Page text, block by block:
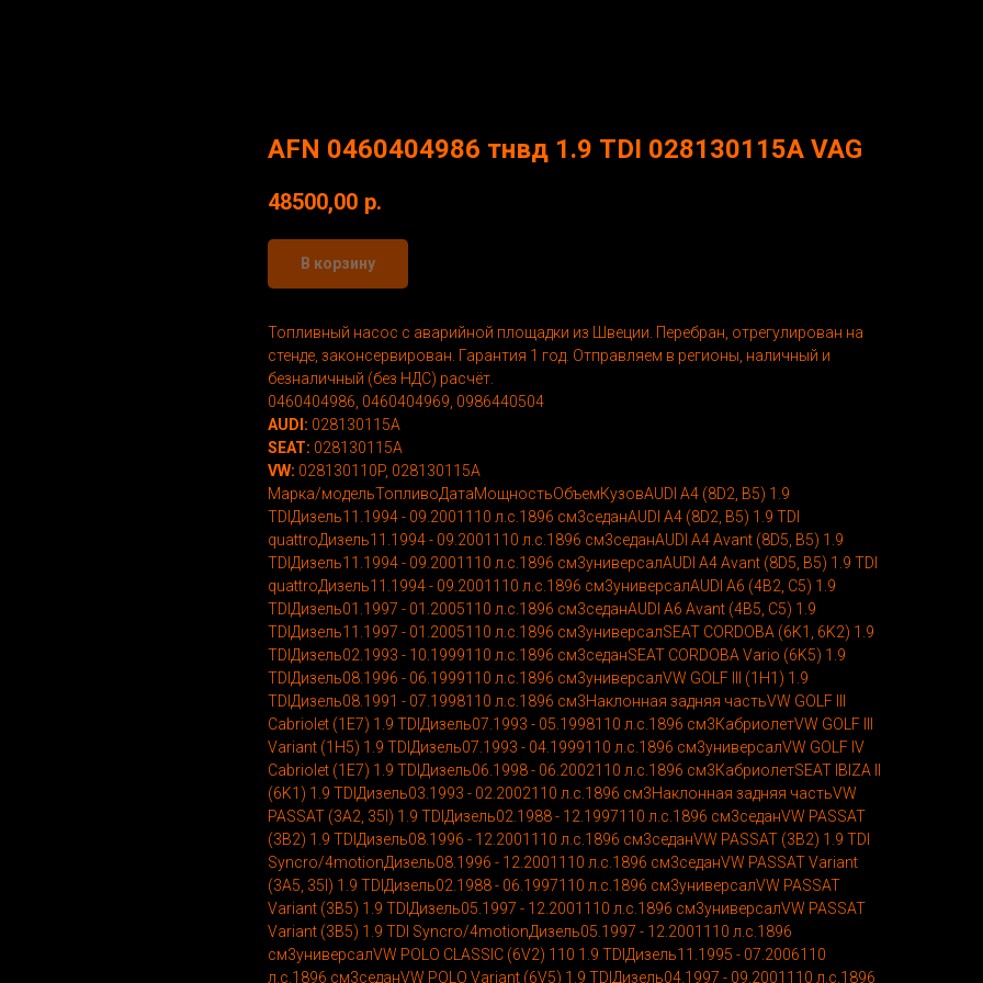
AFN 0460404986 тнвд 1.9 TDI 028130115А VAG
48500,00 р.
В корзину
Топливный насос с аварийной площадки из Швеции. Перебран, отрегулирован на
стенде, законсервирован. Гарантия 1 год. Отправляем в регионы, наличный и
безналичный (без НДС) расчёт.
0460404986, 0460404969, 0986440504
AUDI: 028130115A
SEAT: 028130115A
VW: 028130110P, 028130115A
Марка/модельТопливоДатаМощностьОбъемКузовAUDI A4 (8D2, B5) 1.9
TDIДизель11.1994 - 09.2001110 л.с.1896 см3седанAUDI A4 (8D2, B5) 1.9 TDI
quattroДизель11.1994 - 09.2001110 л.с.1896 см3седанAUDI A4 Avant (8D5, B5) 1.9
TDIДизель11.1994 - 09.2001110 л.с.1896 см3универсалAUDI A4 Avant (8D5, B5) 1.9 TDI
quattroДизель11.1994 - 09.2001110 л.с.1896 см3универсалAUDI A6 (4B2, C5) 1.9
TDIДизель01.1997 - 01.2005110 л.с.1896 см3седанAUDI A6 Avant (4B5, C5) 1.9
TDIДизель11.1997 - 01.2005110 л.с.1896 см3универсалSEAT CORDOBA (6K1, 6K2) 1.9
TDIДизель02.1993 - 10.1999110 л.с.1896 см3седанSEAT CORDOBA Vario (6K5) 1.9
TDIДизель08.1996 - 06.1999110 л.с.1896 см3универсалVW GOLF III (1H1) 1.9
TDIДизель08.1991 - 07.1998110 л.с.1896 см3Наклонная задняя частьVW GOLF III
Cabriolet (1E7) 1.9 TDIДизель07.1993 - 05.1998110 л.с.1896 см3КабриолетVW GOLF III
Variant (1H5) 1.9 TDIДизель07.1993 - 04.1999110 л.с.1896 см3универсалVW GOLF IV
Cabriolet (1E7) 1.9 TDIДизель06.1998 - 06.2002110 л.с.1896 см3КабриолетSEAT IBIZA II
(6K1) 1.9 TDIДизель03.1993 - 02.2002110 л.с.1896 см3Наклонная задняя частьVW
PASSAT (3A2, 35I) 1.9 TDIДизель02.1988 - 12.1997110 л.с.1896 см3седанVW PASSAT
(3B2) 1.9 TDIДизель08.1996 - 12.2001110 л.с.1896 см3седанVW PASSAT (3B2) 1.9 TDI
Syncro/4motionДизель08.1996 - 12.2001110 л.с.1896 см3седанVW PASSAT Variant
(3A5, 35I) 1.9 TDIДизель02.1988 - 06.1997110 л.с.1896 см3универсалVW PASSAT
Variant (3B5) 1.9 TDIДизель05.1997 - 12.2001110 л.с.1896 см3универсалVW PASSAT
Variant (3B5) 1.9 TDI Syncro/4motionДизель05.1997 - 12.2001110 л.с.1896
см3универсалVW POLO CLASSIC (6V2) 110 1.9 TDIДизель11.1995 - 07.2006110
л.с.1896 см3седанVW POLO Variant (6V5) 1.9 TDIДизель04.1997 - 09.2001110 л.с.1896